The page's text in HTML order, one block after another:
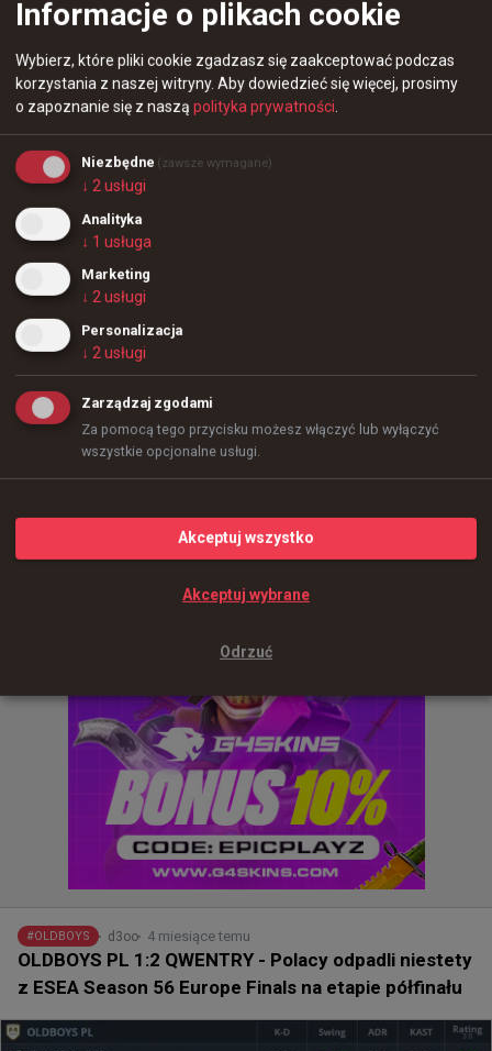
PL odpadło z ESEA Season 56 Europe Finals.
Polski mix okazał się gorszy w półfinale turnieju
od QWENTRY przegrywając 1 do 2 po dogrywce
na decydującej mapie.
Trzeba jednak oddać Polakom, iż zaprezentowali
się z świetnej strony w starciu z Rosjanami,
bowiem QWENTRY od początku było faworytem
do triumfu w całych rozgrywkach, mając na
uwadze fakt, że jest to 65. drużyna w rankingu
HLTV i 86. w rankingu VRS.
OLDBOYS PL 1:2 QWENTRY
Dust2 - 13:11
Mirage - 7:13
Ancient - 17:19
#OLDBOYS d3oo 4 miesiące temu
OLDBOYS PL 1:2 QWENTRY - Polacy odpadli niestety
z ESEA Season 56 Europe Finals na etapie półfinału
Informacje o plikach cookie
Wybierz, które pliki cookie zgadzasz się zaakceptować podczas
korzystania z naszej witryny. Aby dowiedzieć się więcej, prosimy
o zapoznanie się z naszą polityka prywatności.
Niezbędne (zawsze wymagane)
↓ 2usługi
Analityka
↓ 1 usługa
Marketing
↓ 2usługi
Personalizacja
↓ 2usługi
Zarządzaj zgodami
Za pomocą tego przycisku możesz włączyć lub wyłączyć
wszystkie opcjonalne usługi.
Odrzuć
Akceptuj wybrane
Akceptuj wszystko